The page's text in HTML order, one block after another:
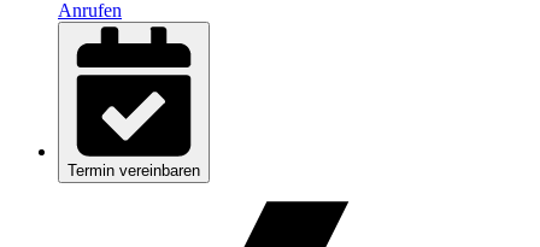
Anrufen
Termin vereinbaren